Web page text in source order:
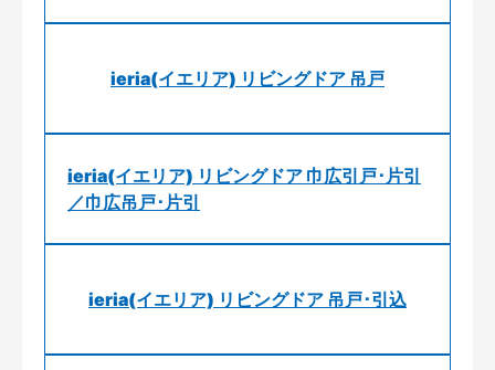
ieria(イエリア) リビングドア 吊戸
ieria(イエリア) リビングドア 巾広引戸･片引
／巾広吊戸･片引
ieria(イエリア) リビングドア 吊戸･引込